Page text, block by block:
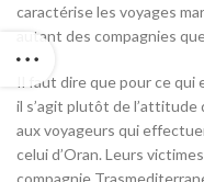
caractérise les voyages
autant des compagnies
Il faut dire que pour ce
il s’agit plutôt de
aux voyageurs qui
celui d’Oran. Leurs
compagnie